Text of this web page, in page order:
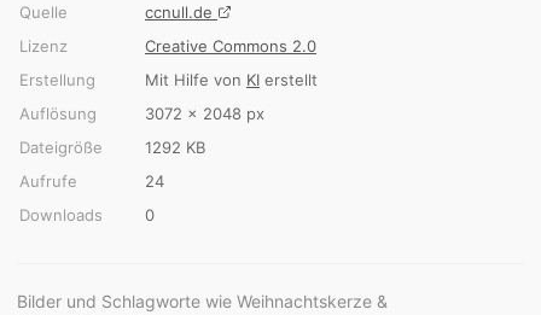
Quelle
ccnull.de
Lizenz
Creative Commons 2.0
Erstellung
Mit Hilfe von KI erstellt
Auflösung
3072 × 2048 px
Dateigröße
1292 KB
Aufrufe
24
Downloads
0
Bilder und Schlagworte wie Weihnachtskerze &